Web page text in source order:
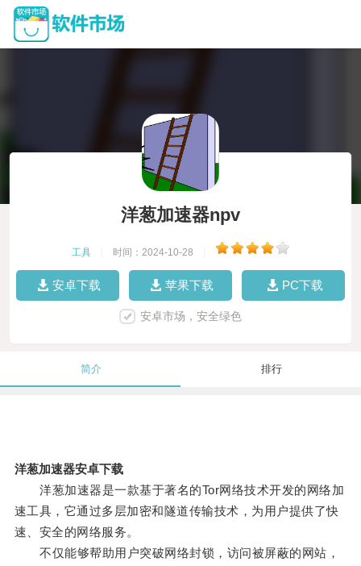
洋葱加速器npv
工具 时间：2024-10-28
安卓下载 苹果下载 PC下载
安卓市场，安全绿色
简介 排行
洋葱加速器安卓下载
洋葱加速器是一款基于著名的Tor网络技术开发的网络加
速工具，它通过多层加密和隧道传输技术，为用户提供了快
速、安全的网络服务。
不仅能够帮助用户突破网络封锁，访问被屏蔽的网站，